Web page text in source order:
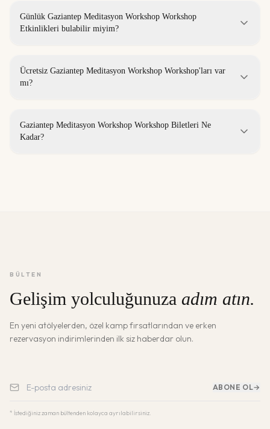
Günlük Gaziantep Meditasyon Workshop Workshop
Etkinlikleri bulabilir miyim?
Ücretsiz Gaziantep Meditasyon Workshop Workshop'ları var
mı?
Gaziantep Meditasyon Workshop Workshop Biletleri Ne
Kadar?
BÜLTEN
Gelişim yolculuğunuza adım atın.
En yeni atölyelerden, özel kamp fırsatlarından ve erken
rezervasyon indirimlerinden ilk siz haberdar olun.
ABONE OL→
* İstediğiniz zaman bültenden kolayca ayrılabilirsiniz.